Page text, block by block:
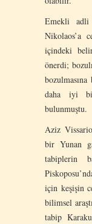
Emekli adli
Nikolaos’a
içindeki
önerdi;
daha iyi
bulunmuştu.
Aziz
bir Yunan
tabiplerin
için keşişin
bilimsel
tabip